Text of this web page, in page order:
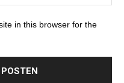
in this browser for the